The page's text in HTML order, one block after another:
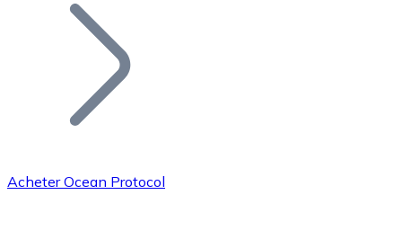
Ajoutez le token de votre projet à notre service
Acheter Ocean Protocol